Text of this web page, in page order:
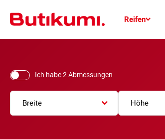
Reifen
Ich habe 2 Abmessungen
Breite Höhe